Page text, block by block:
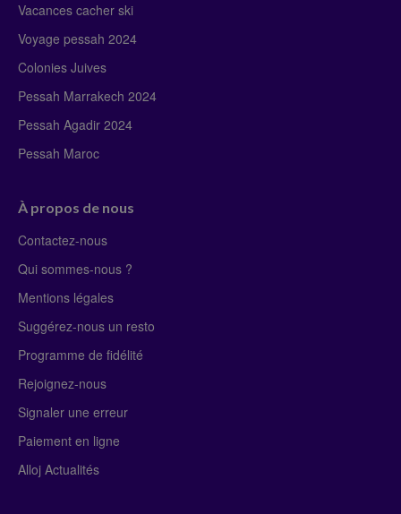
Vacances cacher ski
Voyage pessah 2024
Colonies Juives
Pessah Marrakech 2024
Pessah Agadir 2024
Pessah Maroc
À propos de nous
Contactez-nous
Qui sommes-nous ?
Mentions légales
Suggérez-nous un resto
Programme de fidélité
Rejoignez-nous
Signaler une erreur
Paiement en ligne
Alloj Actualités